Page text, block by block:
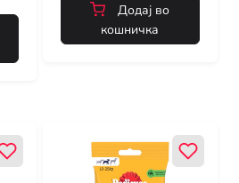
Додај во
кошничка